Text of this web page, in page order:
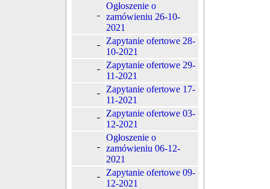
Ogłoszenie o
zamówieniu 26-10-
2021
Zapytanie ofertowe 28-
10-2021
Zapytanie ofertowe 29-
11-2021
Zapytanie ofertowe 17-
11-2021
Zapytanie ofertowe 03-
12-2021
Ogłoszenie o
zamówieniu 06-12-
2021
Zapytanie ofertowe 09-
12-2021